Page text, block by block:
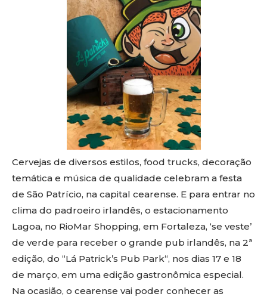
Cervejas de diversos estilos, food trucks, decoração
temática e música de qualidade celebram a festa
de São Patrício, na capital cearense. E para entrar no
clima do padroeiro irlandês, o estacionamento
Lagoa, no RioMar Shopping, em Fortaleza, ‘se veste’
de verde para receber o grande pub irlandês, na 2ª
edição, do “Lá Patrick’s Pub Park“, nos dias 17 e 18
de março, em uma edição gastronômica especial.
Na ocasião, o cearense vai poder conhecer as